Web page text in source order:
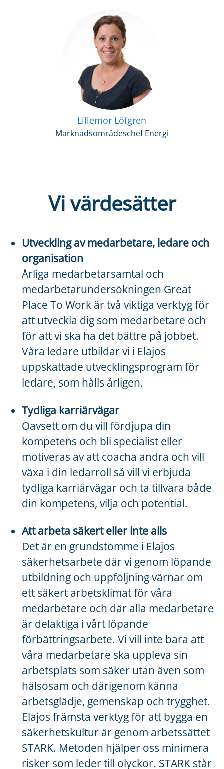
Lillemor Löfgren
Marknadsområdeschef Energi
Vi värdesätter
Utveckling av medarbetare, ledare och
organisation
Årliga medarbetarsamtal och
medarbetarundersökningen Great
Place To Work är två viktiga verktyg för
att utveckla dig som medarbetare och
för att vi ska ha det bättre på jobbet.
Våra ledare utbildar vi i Elajos
uppskattade utvecklingsprogram för
ledare, som hålls årligen.
Tydliga karriärvägar
Oavsett om du vill fördjupa din
kompetens och bli specialist eller
motiveras av att coacha andra och vill
växa i din ledarroll så vill vi erbjuda
tydliga karriärvägar och ta tillvara både
din kompetens, vilja och potential.
Att arbeta säkert eller inte alls
Det är en grundstomme i Elajos
säkerhetsarbete där vi genom löpande
utbildning och uppföljning värnar om
ett säkert arbetsklimat för våra
medarbetare och där alla medarbetare
är delaktiga i vårt löpande
förbättringsarbete. Vi vill inte bara att
våra medarbetare ska uppleva sin
arbetsplats som säker utan även som
hälsosam och därigenom känna
arbetsglädje, gemenskap och trygghet.
Elajos främsta verktyg för att bygga en
säkerhetskultur är genom arbetssättet
STARK. Metoden hjälper oss minimera
risker som leder till olyckor. STARK står